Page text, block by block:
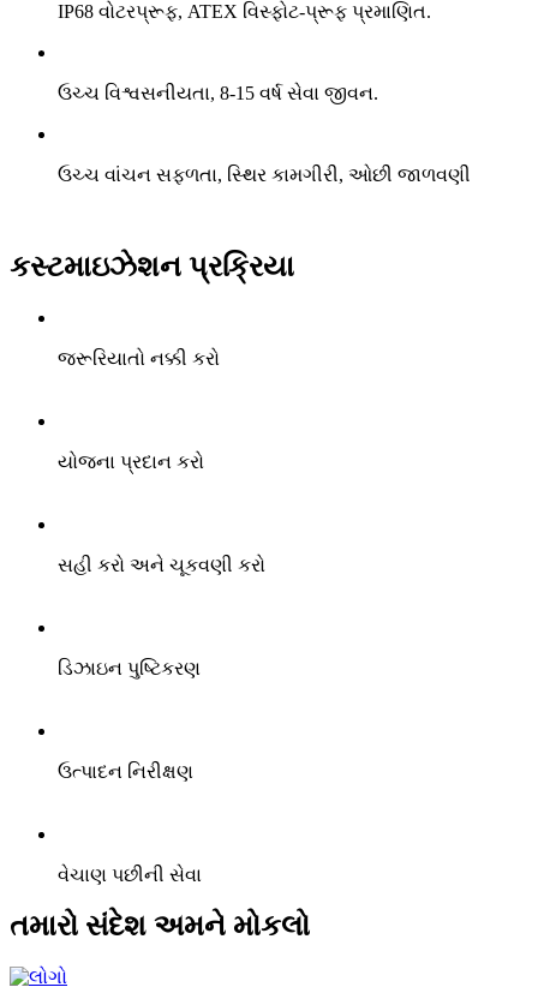
IP68 વોટરપ્રૂફ, ATEX વિસ્ફોટ-પ્રૂફ પ્રમાણિત.
ઉચ્ચ વિશ્વસનીયતા, 8-15 વર્ષ સેવા જીવન.
ઉચ્ચ વાંચન સફળતા, સ્થિર કામગીરી, ઓછી જાળવણી
કસ્ટમાઇઝેશન પ્રક્રિયા
જરૂરિયાતો નક્કી કરો
યોજના પ્રદાન કરો
સહી કરો અને ચૂકવણી કરો
ડિઝાઇન પુષ્ટિકરણ
ઉત્પાદન નિરીક્ષણ
વેચાણ પછીની સેવા
તમારો સંદેશ અમને મોકલો